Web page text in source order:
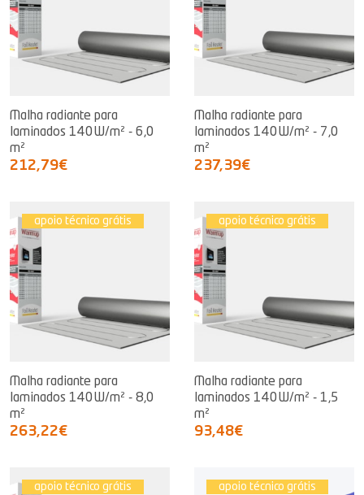
Malha radiante para
laminados 140W/m² - 6,0
m²
212,79€
Malha radiante para
laminados 140W/m² - 7,0
m²
237,39€
apoio técnico grátis
Malha radiante para
laminados 140W/m² - 8,0
m²
263,22€
apoio técnico grátis
Malha radiante para
laminados 140W/m² - 1,5
m²
93,48€
apoio técnico grátis apoio técnico grátis